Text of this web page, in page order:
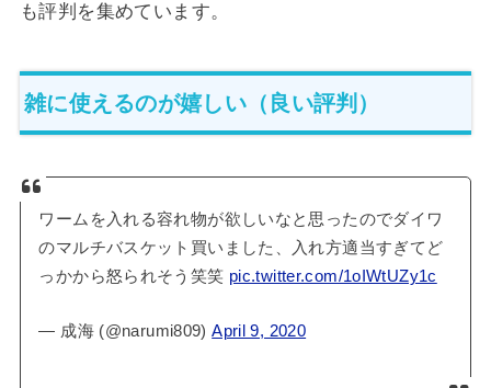
も評判を集めています。
雑に使えるのが嬉しい（良い評判）
ワームを入れる容れ物が欲しいなと思ったのでダイワ
のマルチバスケット買いました、入れ方適当すぎてど
っかから怒られそう笑笑 pic.twitter.com/1oIWtUZy1c
— 成海 (@narumi809)April 9, 2020